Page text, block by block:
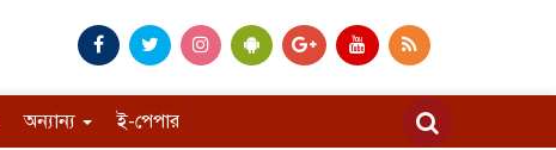
অন্যান্য ই-পেপার